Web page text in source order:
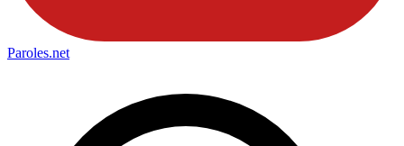
Paroles.net